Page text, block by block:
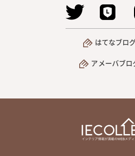
はてなブロ
アメーバブロ